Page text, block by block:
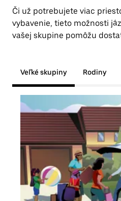
Či už potrebujete viac
vybavenie, tieto možnosti
vašej skupine pomôžu
Veľké skupiny Rodiny